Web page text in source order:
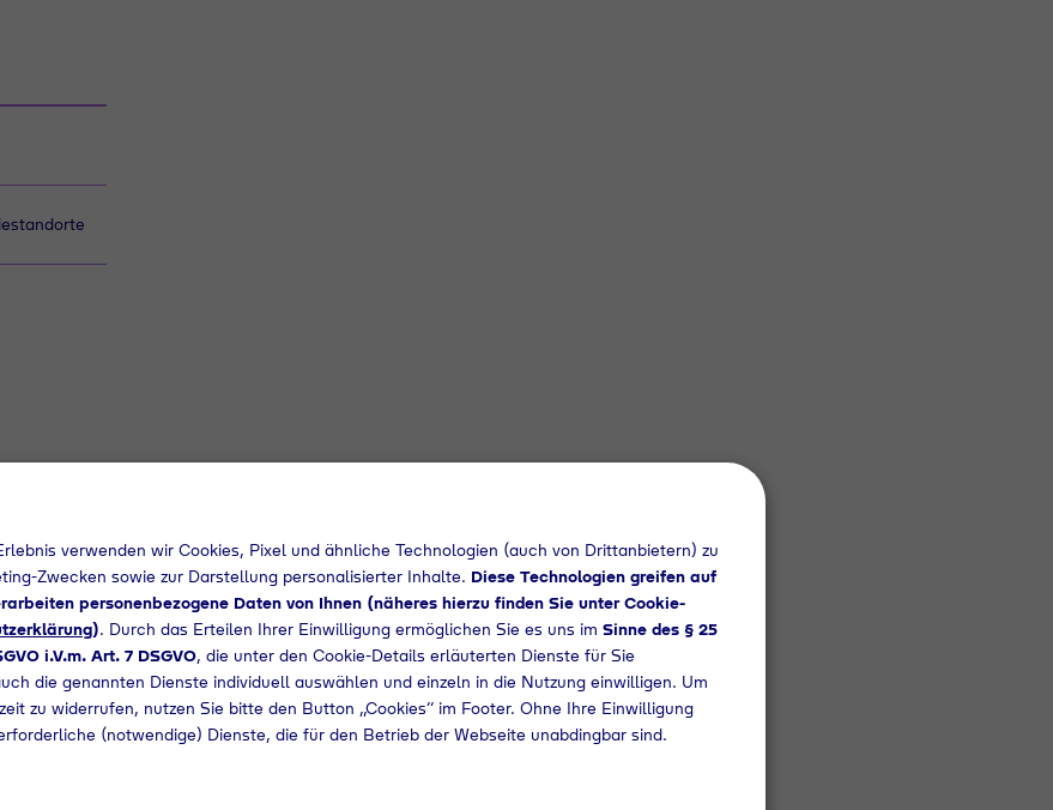
Sie richtig ist
verwenden wir Cookies, Pixel und ähnliche Technologien (auch von Drittanbietern) zu
Zwecken sowie zur Darstellung personalisierter Inhalte. Diese Technologien greifen auf
personenbezogene Daten von Ihnen (näheres hierzu finden Sie unter Cookie-
). Durch das Erteilen Ihrer Einwilligung ermöglichen Sie es uns im Sinne des § 25
i.V.m. Art. 7 DSGVO, die unter den Cookie-Details erläuterten Dienste für Sie
die genannten Dienste individuell auswählen und einzeln in die Nutzung einwilligen. Um
zu widerrufen, nutzen Sie bitte den Button „Cookies“ im Footer. Ohne Ihre Einwilligung
(notwendige) Dienste, die für den Betrieb der Webseite unabdingbar sind.